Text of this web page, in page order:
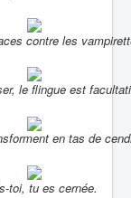
contre les
le flingue est
en tas de
toi, tu es cernée.